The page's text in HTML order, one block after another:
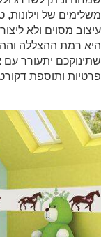
משלימים של וילונות,
עיצוב מסוים ולא
היא רמת ההצללה
שתינוקכם יתעורר עם
פרטיות ותוספת